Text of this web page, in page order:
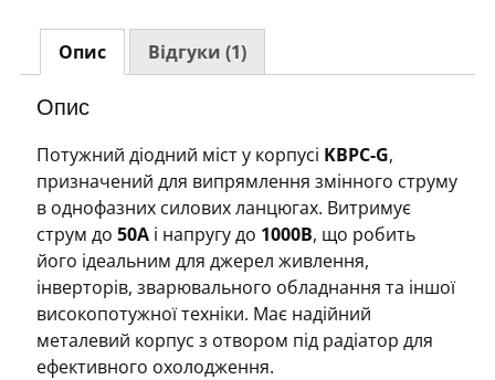
кількість
Опис Відгуки (1)
Опис
Потужний діодний міст у корпусі KBPC-G,
призначений для випрямлення змінного струму
в однофазних силових ланцюгах. Витримує
струм до 50Аі напругу до 1000В, що робить
його ідеальним для джерел живлення,
інверторів, зварювального обладнання та іншої
високопотужної техніки. Має надійний
металевий корпус з отвором під радіатор для
ефективного охолодження.